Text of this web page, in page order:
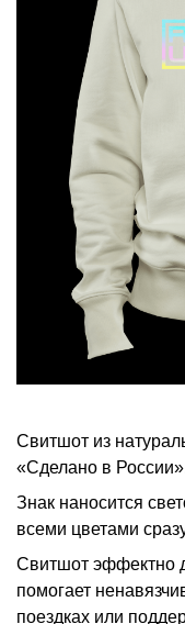
Свитшот из
«Сделано в
Знак наносится
всеми цветами
Свитшот эффектно
помогает
поездках или